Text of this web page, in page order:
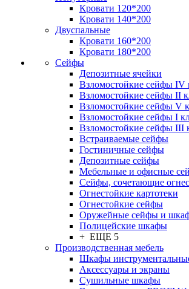
Кровати 120*200
Кровати 140*200
Двуспальные
Кровати 160*200
Кровати 180*200
Сейфы
Депозитные ячейки
Взломостойкие сейфы IV
Взломостойкие сейфы II
Взломостойкие сейфы V
Взломостойкие сейфы I
Взломостойкие сейфы III
Встраиваемые сейфы
Гостиничные сейфы
Депозитные сейфы
Мебельные и офисные
Сейфы, сочетающие
Огнестойкие картотеки
Огнестойкие сейфы
Оружейные сейфы и
Полицейские шкафы
+ ЕЩЕ 5
Производственная мебель
Шкафы
Аксессуары и экраны
Cушильные шкафы